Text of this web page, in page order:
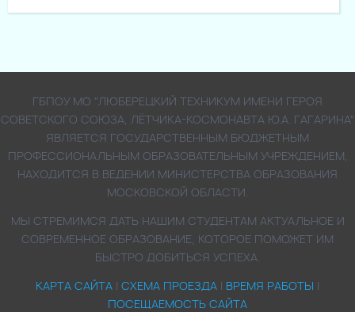
ГБПОУ МО "ЛЮБЕРЕЦКИЙ ТЕХНИКУМ ИМЕНИ ГЕРОЯ
СОВЕТСКОГО СОЮЗА, ЛЁТЧИКА-КОСМОНАВТА Ю.А. ГАГАРИНА"
ЯВЛЯЕТСЯ ГОСУДАРСТВЕННЫМ БЮДЖЕТНЫМ
ПРОФЕССИОНАЛЬНЫМ ОБРАЗОВАТЕЛЬНЫМ УЧРЕЖДЕНИЕМ,
НАХОДИТСЯ В ВЕДЕНИИ МИНИСТЕРСТВА ОБРАЗОВАНИЯ
МОСКОВСКОЙ ОБЛАСТИ.
МЫ СТРЕМИМСЯ ДАТЬ НАШИМ СТУДЕНТАМ АКТУАЛЬНОЕ И
СОВРЕМЕННОЕ ОБРАЗОВАНИЕ, КОТОРОЕ ПОМОЖЕТ ИМ
БЫСТРО ДОБИТЬСЯ УСПЕХА.
КАРТА САЙТА | СХЕМА ПРОЕЗДА | ВРЕМЯ РАБОТЫ |
ПОСЕЩАЕМОСТЬ САЙТА